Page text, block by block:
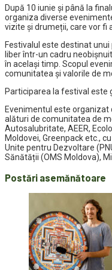
După 10 iunie și până la
organiza diverse
vizite și drumeții, care vor fi
Festivalul este destinat
liber într-un cadru
în același timp. Scopul
comunitatea și valorile de
Participarea la festival este
Evenimentul este
alături de comunitatea de
Autosalubritate, AEER,
Moldovei, Greenpack etc.,
Unite pentru Dezvoltare
Sănătății (OMS Moldova),
Postări asemănătoare